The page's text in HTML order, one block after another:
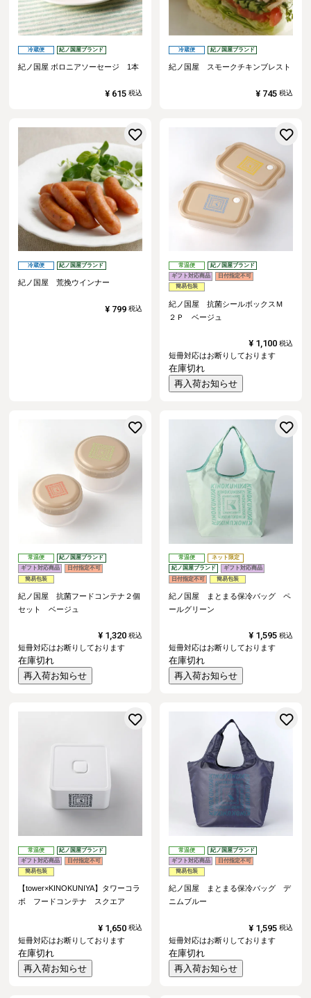
冷蔵便 紀ノ国屋ブランド
紀ノ国屋 ボロニアソーセージ 1本
¥ 615 税込
冷蔵便 紀ノ国屋ブランド
紀ノ国屋 スモークチキンブレスト
¥ 745 税込
冷蔵便 紀ノ国屋ブランド
紀ノ国屋 荒挽ウインナー
¥ 799 税込
お気に入りに登録する
常温便
紀ノ国屋ブランド
ギフト対応商品
日付指定不可
簡易包装
紀ノ国屋 抗菌シールボックスＭ
２Ｐ ベージュ
¥ 1,100 税込
短冊対応はお断りしております
在庫切れ
再入荷お知らせ
常温便
紀ノ国屋ブランド
ギフト対応商品
日付指定不可
簡易包装
紀ノ国屋 抗菌フードコンテナ２個
セット ベージュ
¥ 1,320 税込
短冊対応はお断りしております
在庫切れ
再入荷お知らせ
お気に入りに登録する
常温便
ネット限定
紀ノ国屋ブランド
ギフト対応商品
日付指定不可
簡易包装
紀ノ国屋 まとまる保冷バッグ ペ
ールグリーン
¥ 1,595 税込
短冊対応はお断りしております
在庫切れ
再入荷お知らせ
常温便
紀ノ国屋ブランド
ギフト対応商品
日付指定不可
簡易包装
【tower×KINOKUNIYA】タワーコラ
ボ フードコンテナ スクエア
¥ 1,650 税込
短冊対応はお断りしております
在庫切れ
再入荷お知らせ
常温便
紀ノ国屋ブランド
ギフト対応商品
日付指定不可
簡易包装
紀ノ国屋 まとまる保冷バッグ デ
ニムブルー
¥ 1,595 税込
短冊対応はお断りしております
在庫切れ
再入荷お知らせ